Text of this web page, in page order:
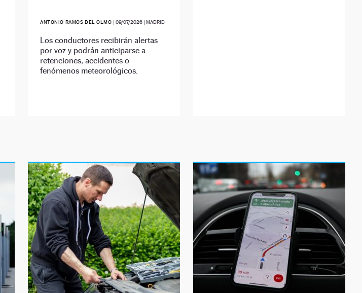
ANTONIO RAMOS DEL OLMO |09/07/2026 | MADRID
Los conductores recibirán alertas
por voz y podrán anticiparse a
retenciones, accidentes o
fenómenos meteorológicos.